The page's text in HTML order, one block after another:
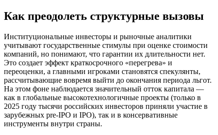
Как преодолеть структурные вызовы
Институциональные инвесторы и рыночные аналитики
учитывают государственные стимулы при оценке стоимости
компаний, но понимают, что гарантии их длительности нет.
Это создает эффект краткосрочного «перегрева» и
переоценки, а главными игроками становятся спекулянты,
рассчитывающие вовремя выйти до окончания периода льгот.
На этом фоне наблюдается значительный отток капитала —
как в глобальные высокотехнологичные проекты (только в
2025 году тысячи российских инвесторов приняли участие в
зарубежных pre-IPO и IPO), так и в консервативные
инструменты внутри страны.